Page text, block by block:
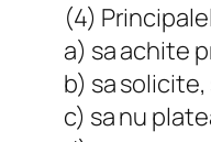
(4)
a) sa achite
b) sa
c) sa nu